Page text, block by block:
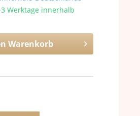
Werktage innerhalb
Warenkorb